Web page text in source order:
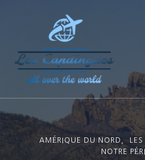
Les
blog de voyage
AMÉRIQUE DU NORD
NOTRE